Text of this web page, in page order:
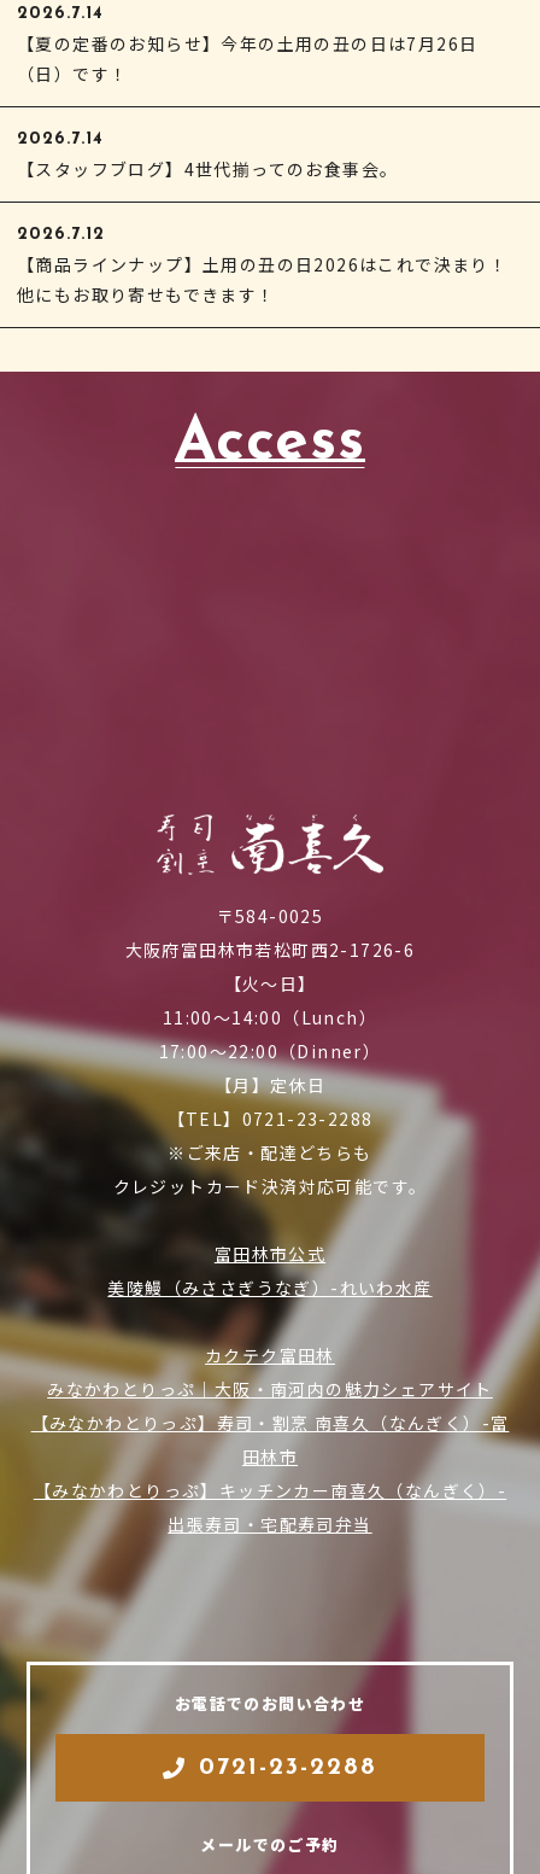
2026.7.14
【夏の定番のお知らせ】今年の土用の丑の日は7月26日
（日）です！
2026.7.14
【スタッフブログ】4世代揃ってのお食事会。
2026.7.12
【商品ラインナップ】土用の丑の日2026はこれで決まり！
他にもお取り寄せもできます！
Access
〒584-0025
大阪府富田林市若松町西2-1726-6
【火～日】
11:00～14:00（Lunch）
17:00～22:00（Dinner）
【月】定休日
【TEL】0721-23-2288
※ご来店・配達どちらも
クレジットカード決済対応可能です。
富田林市公式
美陵鰻（みささぎうなぎ）-れいわ水産
カクテク富田林
みなかわとりっぷ｜大阪・南河内の魅力シェアサイト
【みなかわとりっぷ】寿司・割烹 南喜久（なんぎく）-富
田林市
【みなかわとりっぷ】キッチンカー南喜久（なんぎく）-
出張寿司・宅配寿司弁当
お電話でのお問い合わせ
0721-23-2288
メールでのご予約